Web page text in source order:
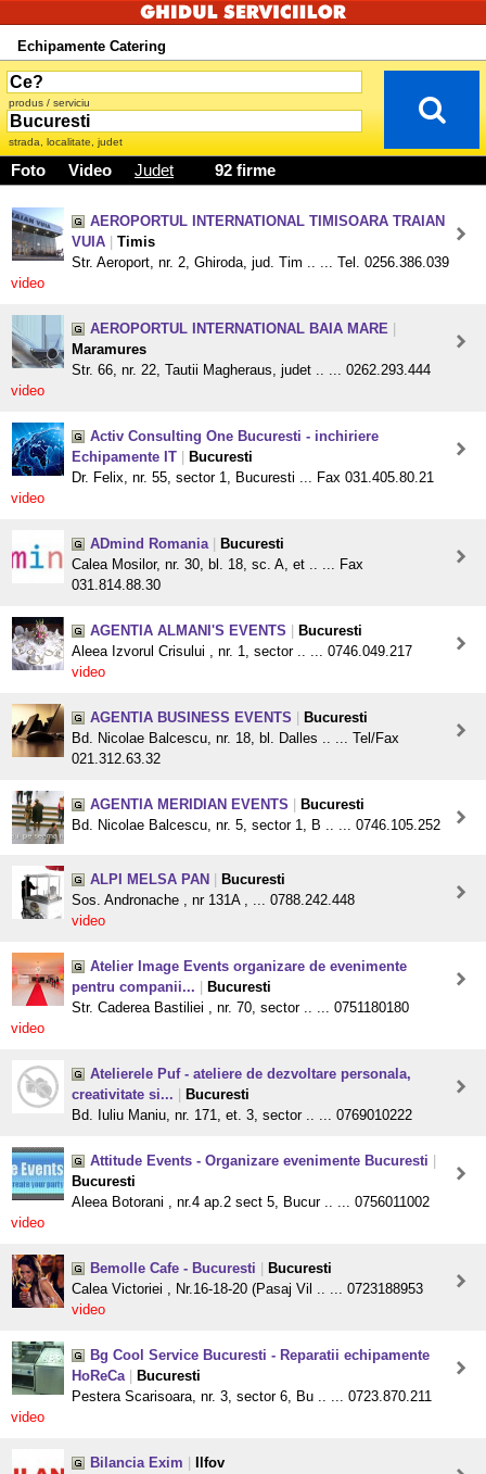
Echipamente Catering
produs / serviciu
strada, localitate, judet
Foto Video Judet 92 firme
AEROPORTUL INTERNATIONAL TIMISOARA TRAIAN
VUIA
Timis
Str. Aeroport, nr. 2, Ghiroda, jud. Tim .. ... Tel. 0256.386.039
video
AEROPORTUL INTERNATIONAL BAIA MARE
Maramures
Str. 66, nr. 22, Tautii Magheraus, judet .. ... 0262.293.444
video
Activ Consulting One Bucuresti - inchiriere
Echipamente IT
Bucuresti
Dr. Felix, nr. 55, sector 1, Bucuresti ... Fax 031.405.80.21
video
ADmind Romania
Bucuresti
Calea Mosilor, nr. 30, bl. 18, sc. A, et .. ... Fax
031.814.88.30
AGENTIA ALMANI'S EVENTS
Bucuresti
Aleea Izvorul Crisului , nr. 1, sector .. ... 0746.049.217
video
AGENTIA BUSINESS EVENTS
Bucuresti
Bd. Nicolae Balcescu, nr. 18, bl. Dalles .. ... Tel/Fax
021.312.63.32
AGENTIA MERIDIAN EVENTS
Bucuresti
Bd. Nicolae Balcescu, nr. 5, sector 1, B .. ... 0746.105.252
ALPI MELSA PAN
Bucuresti
Sos. Andronache , nr 131A , ... 0788.242.448
video
Atelier Image Events organizare de evenimente
pentru companii...
Bucuresti
Str. Caderea Bastiliei , nr. 70, sector .. ... 0751180180
video
Atelierele Puf - ateliere de dezvoltare personala,
creativitate si...
Bucuresti
Bd. Iuliu Maniu, nr. 171, et. 3, sector .. ... 0769010222
Attitude Events - Organizare evenimente Bucuresti
Bucuresti
Aleea Botorani , nr.4 ap.2 sect 5, Bucur .. ... 0756011002
video
Bemolle Cafe - Bucuresti
Bucuresti
Calea Victoriei , Nr.16-18-20 (Pasaj Vil .. ... 0723188953
video
Bg Cool Service Bucuresti - Reparatii echipamente
HoReCa
Bucuresti
Pestera Scarisoara, nr. 3, sector 6, Bu .. ... 0723.870.211
video
Bilancia Exim
Ilfov